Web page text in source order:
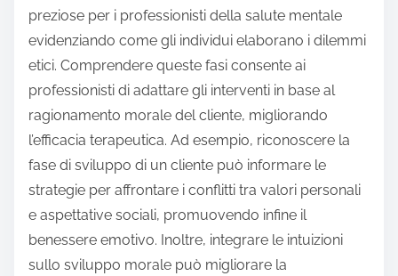
preziose per i professionisti della salute mentale
evidenziando come gli individui elaborano i dilemmi
etici. Comprendere queste fasi consente ai
professionisti di adattare gli interventi in base al
ragionamento morale del cliente, migliorando
l’efficacia terapeutica. Ad esempio, riconoscere la
fase di sviluppo di un cliente può informare le
strategie per affrontare i conflitti tra valori personali
e aspettative sociali, promuovendo infine il
benessere emotivo. Inoltre, integrare le intuizioni
sullo sviluppo morale può migliorare la